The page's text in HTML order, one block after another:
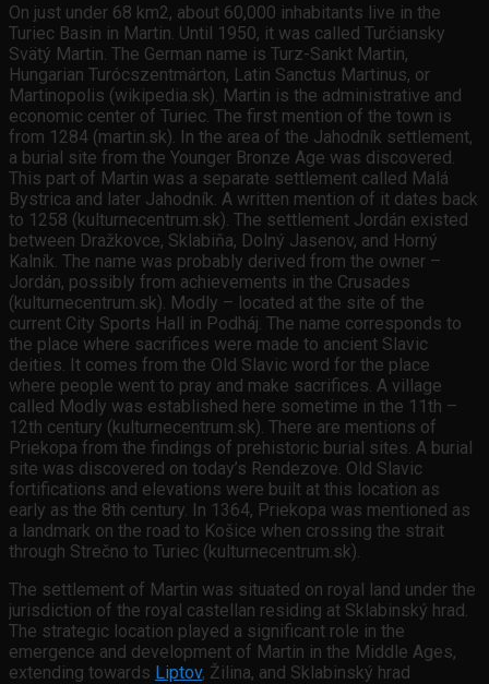
On just under 68 km2, about 60,000 inhabitants live in the
Turiec Basin in Martin. Until 1950, it was called Turčiansky
Svätý Martin. The German name is Turz-Sankt Martin,
Hungarian Turócszentmárton, Latin Sanctus Martinus, or
Martinopolis (wikipedia.sk). Martin is the administrative and
economic center of Turiec. The first mention of the town is
from 1284 (martin.sk). In the area of the Jahodník settlement,
a burial site from the Younger Bronze Age was discovered.
This part of Martin was a separate settlement called Malá
Bystrica and later Jahodník. A written mention of it dates back
to 1258 (kulturnecentrum.sk). The settlement Jordán existed
between Dražkovce, Sklabiňa, Dolný Jasenov, and Horný
Kalník. The name was probably derived from the owner –
Jordán, possibly from achievements in the Crusades
(kulturnecentrum.sk). Modly – located at the site of the
current City Sports Hall in Podháj. The name corresponds to
the place where sacrifices were made to ancient Slavic
deities. It comes from the Old Slavic word for the place
where people went to pray and make sacrifices. A village
called Modly was established here sometime in the 11th –
12th century (kulturnecentrum.sk). There are mentions of
Priekopa from the findings of prehistoric burial sites. A burial
site was discovered on today’s Rendezove. Old Slavic
fortifications and elevations were built at this location as
early as the 8th century. In 1364, Priekopa was mentioned as
a landmark on the road to Košice when crossing the strait
through Strečno to Turiec (kulturnecentrum.sk).
The settlement of Martin was situated on royal land under the
jurisdiction of the royal castellan residing at Sklabinský hrad.
The strategic location played a significant role in the
emergence and development of Martin in the Middle Ages,
extending towards Liptov, Žilina, and Sklabinský hrad